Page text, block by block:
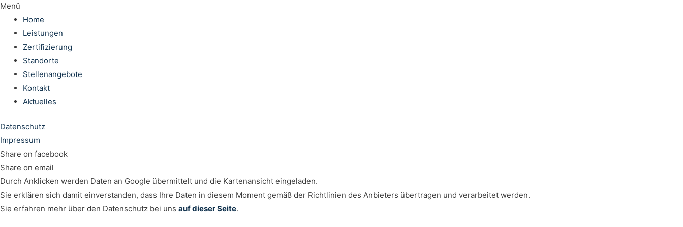
Menü
Home
Leistungen
Zertifizierung
Standorte
Stellenangebote
Kontakt
Aktuelles
Datenschutz
Impressum
Share on facebook
Share on email
Durch Anklicken werden Daten an Google übermittelt und die Kartenansicht eingeladen.
Sie erklären sich damit einverstanden, dass Ihre Daten in diesem Moment gemäß der Richtlinien des Anbieters übertragen und verarbeitet werden.
Sie erfahren mehr über den Datenschutz bei uns auf dieser Seite.